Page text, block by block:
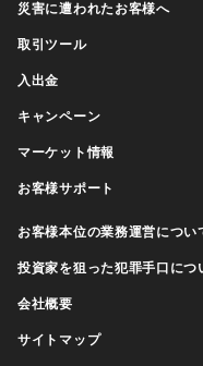
災害に遭われたお客様へ
取引ツール
入出金
キャンペーン
マーケット情報
お客様サポート
お客様本位の業務運営につい
投資家を狙った犯罪手口につ
会社概要
サイトマップ